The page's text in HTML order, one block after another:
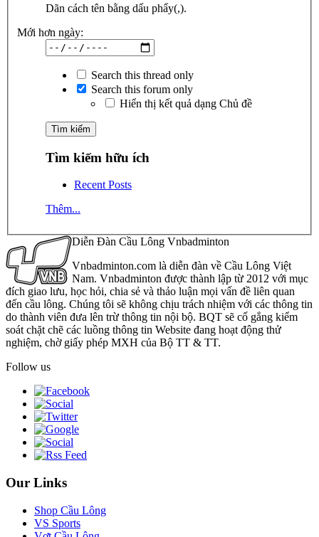
Dãn cách tên bằng dấu phẩy(,).
Mới hơn ngày:
Search this thread only
Search this forum only
Hiển thị kết quả dạng Chủ đề
Tìm kiếm hữu ích
Recent Posts
Thêm...
Diễn Đàn Cầu Lông Vnbadminton
Vnbadminton.com là diễn đàn về Cầu Lông Việt
Nam. Vnbadminton được thành lập từ 2012 với mục
đích giao lưu, học hỏi, chia sẻ và thảo luận mọi vấn đề liên quan
đến cầu lông. Chúng tôi sẽ không chịu trách nhiệm với các thông tin
do thành viên đưa lên trừ thông tin nội bộ. BQT sẽ cố gắng kiểm
soát chặt chẽ các luồng thông tin Website đang hoạt động thử
nghiệm, chờ giấy phép MXH của Bộ TT & TT.
Follow us
Our Links
Shop Cầu Lông
VS Sports